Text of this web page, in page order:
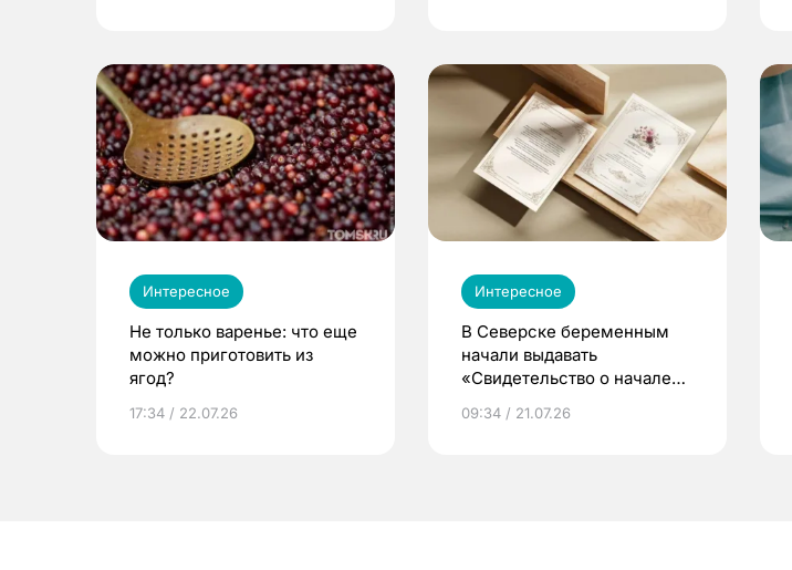
Интересное
Не только варенье: что еще
можно приготовить из
ягод?
17:34 / 22.07.26
Интересное
В Северске беременным
начали выдавать
«Свидетельство о начале
09:34 / 21.07.26